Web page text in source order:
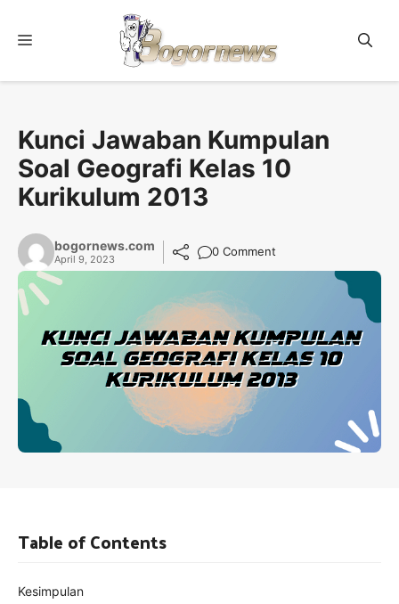
Menu
Kunci Jawaban Kumpulan
Soal Geografi Kelas 10
Kurikulum 2013
bogornews.com
April 9, 2023
0 Comment
Table of Contents
Kesimpulan